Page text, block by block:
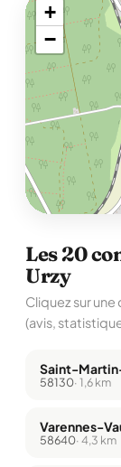
+
−
Les 20
Urzy
Cliquez sur
(avis,
Saint-
58130· 1,6 km
Varennes-
58640· 4,3 km